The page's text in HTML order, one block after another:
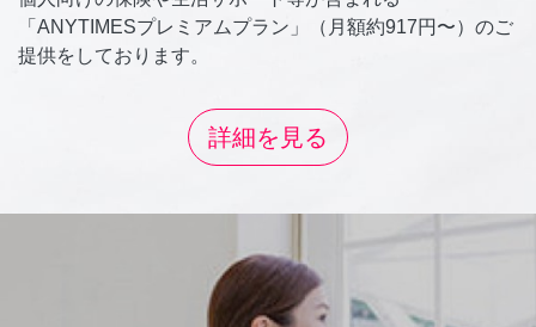
「ANYTIMESプレミアムプラン」（月額約917円〜）のご
提供をしております。
詳細を見る